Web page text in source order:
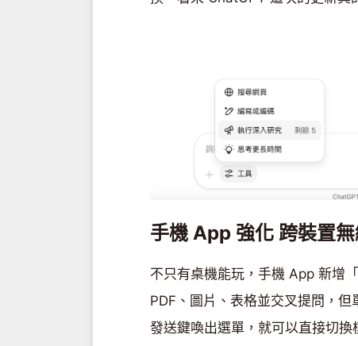
手機 App 強化 跨裝置
不只有桌機能玩，手機 App 新增
PDF、圖片、表格並交叉提問，
發送鍵喚出選單，就可以直接切